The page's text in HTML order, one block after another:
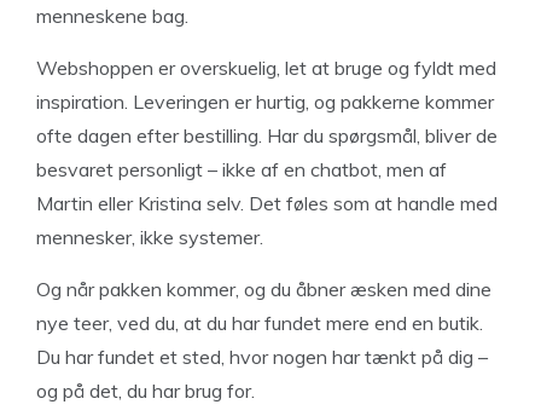
menneskene bag.
Webshoppen er overskuelig, let at bruge og fyldt med
inspiration. Leveringen er hurtig, og pakkerne kommer
ofte dagen efter bestilling. Har du spørgsmål, bliver de
besvaret personligt – ikke af en chatbot, men af
Martin eller Kristina selv. Det føles som at handle med
mennesker, ikke systemer.
Og når pakken kommer, og du åbner æsken med dine
nye teer, ved du, at du har fundet mere end en butik.
Du har fundet et sted, hvor nogen har tænkt på dig –
og på det, du har brug for.